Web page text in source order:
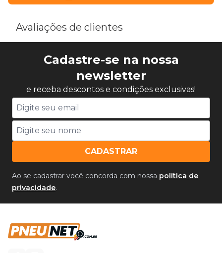
Avaliações de clientes
Cadastre-se na nossa
newsletter
e receba descontos e condições exclusivas!
CADASTRAR
Ao se cadastrar você concorda com nossa política de
privacidade.